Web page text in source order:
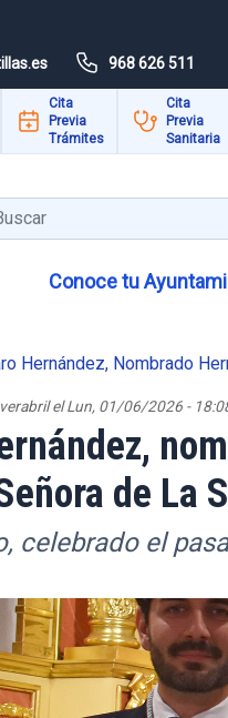
968 626 511
Cita
Previa
Trámites
Cita
Previa
Sanitaria
Conoce tu
Hernández, Nombrado
elLun, 01/06/2026 -
de La
celebrado el